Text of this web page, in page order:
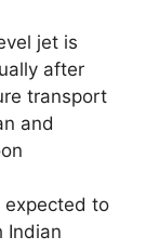
jet is
after
transport
and
expected to
Indian